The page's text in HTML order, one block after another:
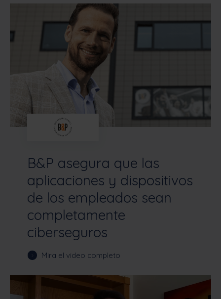
B&P asegura que las
aplicaciones y dispositivos
de los empleados sean
completamente
ciberseguros
Mira el video completo